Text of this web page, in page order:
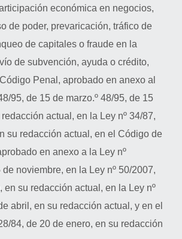
económica en negocios,
de poder, prevaricación, tráfico de
de capitales o fraude en la
de subvención, ayuda o crédito,
Penal, aprobado en anexo al
95, de 15 de marzo.º 48/95, de 15
actual, en la Ley nº 34/87,
su redacción actual, en el Código de
en anexo a la Ley nº
noviembre, en la Ley nº 50/2007,
en su redacción actual, en la Ley nº
abril, en su redacción actual, y en el
84, de 20 de enero, en su redacción